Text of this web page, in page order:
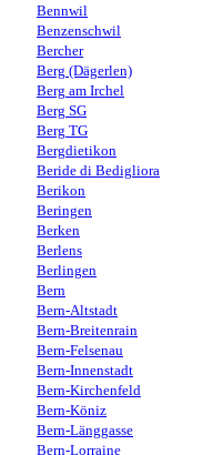
Bennwil
Benzenschwil
Bercher
Berg (Dägerlen)
Berg am Irchel
Berg SG
Berg TG
Bergdietikon
Beride di Bedigliora
Berikon
Beringen
Berken
Berlens
Berlingen
Bern
Bern-Altstadt
Bern-Breitenrain
Bern-Felsenau
Bern-Innenstadt
Bern-Kirchenfeld
Bern-Köniz
Bern-Länggasse
Bern-Lorraine